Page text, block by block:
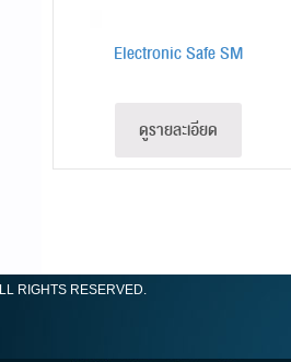
Electronic Safe SM
ดูรายละเอียด
RIGHTS RESERVED.